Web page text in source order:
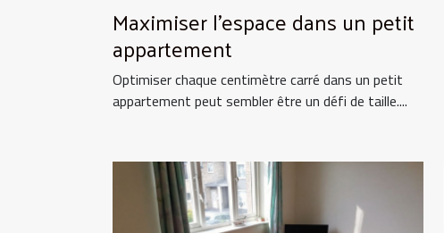
Maximiser l'espace dans un petit
appartement
Optimiser chaque centimètre carré dans un petit
appartement peut sembler être un défi de taille....